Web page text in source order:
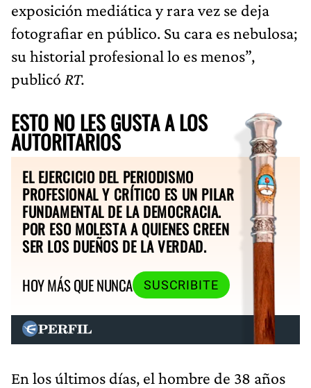
exposición mediática y rara vez se deja
fotografiar en público. Su cara es nebulosa;
su historial profesional lo es menos”,
publicó RT.
ESTO NO LES GUSTA A LOS
AUTORITARIOS
EL EJERCICIO DEL PERIODISMO
PROFESIONAL Y CRÍTICO ES UN PILAR
FUNDAMENTAL DE LA DEMOCRACIA.
POR ESO MOLESTA A QUIENES CREEN
SER LOS DUEÑOS DE LA VERDAD.
HOY MÁS QUE NUNCA
SUSCRIBITE
En los últimos días, el hombre de 38 años